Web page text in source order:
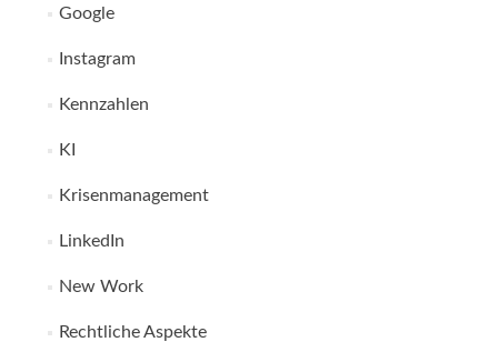
Google
Instagram
Kennzahlen
KI
Krisenmanagement
LinkedIn
New Work
Rechtliche Aspekte